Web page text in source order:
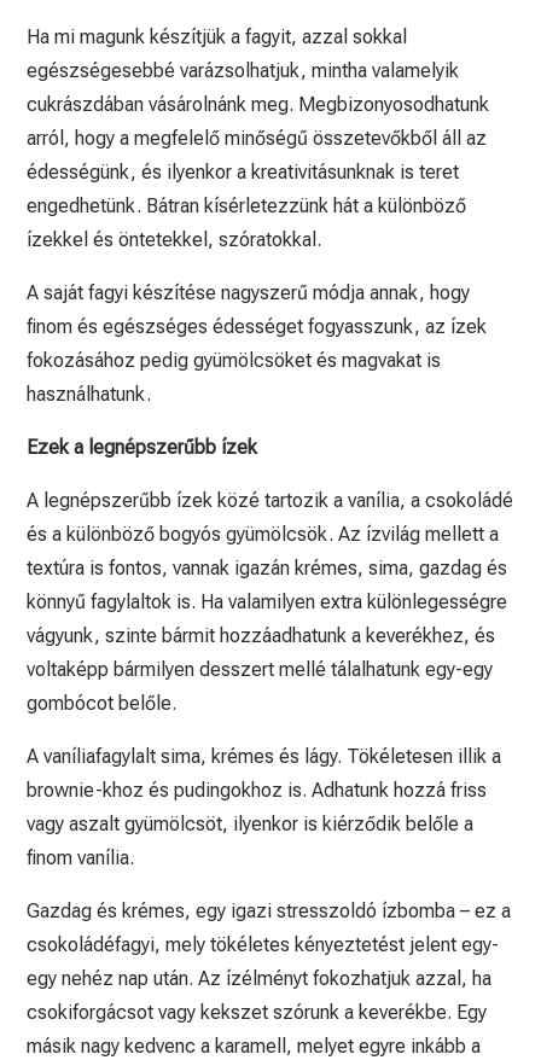
Ha mi magunk készítjük a fagyit, azzal sokkal
egészségesebbé varázsolhatjuk, mintha valamelyik
cukrászdában vásárolnánk meg. Megbizonyosodhatunk
arról, hogy a megfelelő minőségű összetevőkből áll az
édességünk, és ilyenkor a kreativitásunknak is teret
engedhetünk. Bátran kísérletezzünk hát a különböző
ízekkel és öntetekkel, szóratokkal.
A saját fagyi készítése nagyszerű módja annak, hogy
finom és egészséges édességet fogyasszunk, az ízek
fokozásához pedig gyümölcsöket és magvakat is
használhatunk.
Ezek a legnépszerűbb ízek
A legnépszerűbb ízek közé tartozik a vanília, a csokoládé
és a különböző bogyós gyümölcsök. Az ízvilág mellett a
textúra is fontos, vannak igazán krémes, sima, gazdag és
könnyű fagylaltok is. Ha valamilyen extra különlegességre
vágyunk, szinte bármit hozzáadhatunk a keverékhez, és
voltaképp bármilyen desszert mellé tálalhatunk egy-egy
gombócot belőle.
A vaníliafagylalt sima, krémes és lágy. Tökéletesen illik a
brownie-khoz és pudingokhoz is. Adhatunk hozzá friss
vagy aszalt gyümölcsöt, ilyenkor is kiérződik belőle a
finom vanília.
Gazdag és krémes, egy igazi stresszoldó ízbomba – ez a
csokoládéfagyi, mely tökéletes kényeztetést jelent egy-
egy nehéz nap után. Az ízélményt fokozhatjuk azzal, ha
csokiforgácsot vagy kekszet szórunk a keverékbe. Egy
másik nagy kedvenc a karamell, melyet egyre inkább a